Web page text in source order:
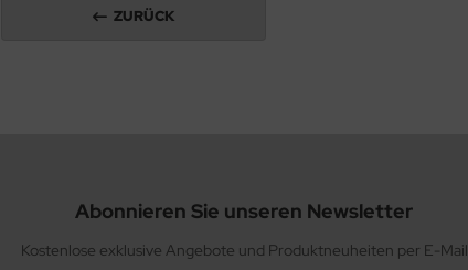
ZURÜCK
Abonnieren Sie unseren Newsletter
Kostenlose exklusive Angebote und Produktneuheiten per E-Mail